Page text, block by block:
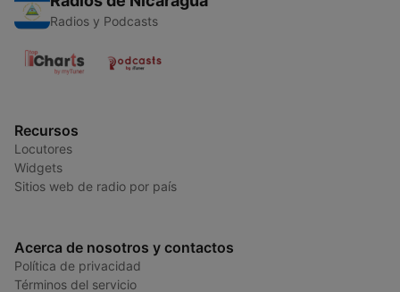
Radios y Podcasts
Recursos
Locutores
Widgets
Sitios web de radio por país
Acerca de nosotros y contactos
Política de privacidad
Términos del servicio